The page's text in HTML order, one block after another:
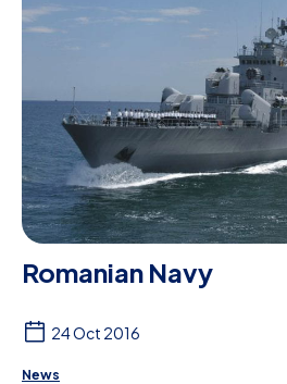
Romanian Navy
24 Oct 2016
News